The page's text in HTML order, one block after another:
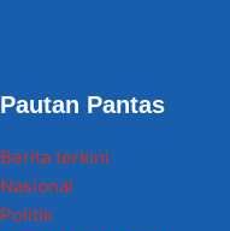
Pautan Pantas
Berita terkini
Nasional
Politik